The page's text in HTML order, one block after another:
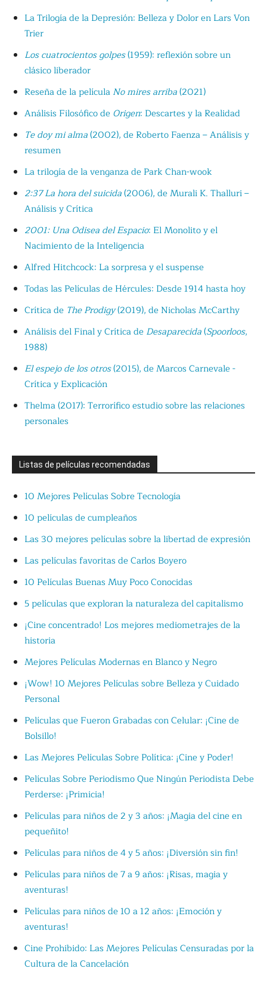
La Trilogía de la Depresión: Belleza y Dolor en Lars Von
Trier
Los cuatrocientos golpes(1959): reflexión sobre un
clásico liberador
Reseña de la película No mires arriba(2021)
Análisis Filosófico de Origen: Descartes y la Realidad
Te doy mi alma(2002), de Roberto Faenza – Análisis y
resumen
La trilogía de la venganza de Park Chan-wook
2:37 La hora del suicida(2006), de Murali K. Thalluri –
Análisis y Crítica
2001: Una Odisea del Espacio: El Monolito y el
Nacimiento de la Inteligencia
Alfred Hitchcock: La sorpresa y el suspense
Todas las Películas de Hércules: Desde 1914 hasta hoy
Crítica de The Prodigy(2019), de Nicholas McCarthy
Análisis del Final y Crítica de Desaparecida(Spoorloos,
1988)
El espejo de los otros(2015), de Marcos Carnevale -
Crítica y Explicación
Thelma (2017): Terrorífico estudio sobre las relaciones
personales
Listas de películas recomendadas
10 Mejores Películas Sobre Tecnología
10 películas de cumpleaños
Las 30 mejores películas sobre la libertad de expresión
Las películas favoritas de Carlos Boyero
10 Películas Buenas Muy Poco Conocidas
5 películas que exploran la naturaleza del capitalismo
¡Cine concentrado! Los mejores mediometrajes de la
historia
Mejores Películas Modernas en Blanco y Negro
¡Wow! 10 Mejores Películas sobre Belleza y Cuidado
Personal
Películas que Fueron Grabadas con Celular: ¡Cine de
Bolsillo!
Las Mejores Películas Sobre Política: ¡Cine y Poder!
Películas Sobre Periodismo Que Ningún Periodista Debe
Perderse: ¡Primicia!
Películas para niños de 2 y 3 años: ¡Magia del cine en
pequeñito!
Películas para niños de 4 y 5 años: ¡Diversión sin fin!
Películas para niños de 7 a 9 años: ¡Risas, magia y
aventuras!
Películas para niños de 10 a 12 años: ¡Emoción y
aventuras!
Cine Prohibido: Las Mejores Películas Censuradas por la
Cultura de la Cancelación